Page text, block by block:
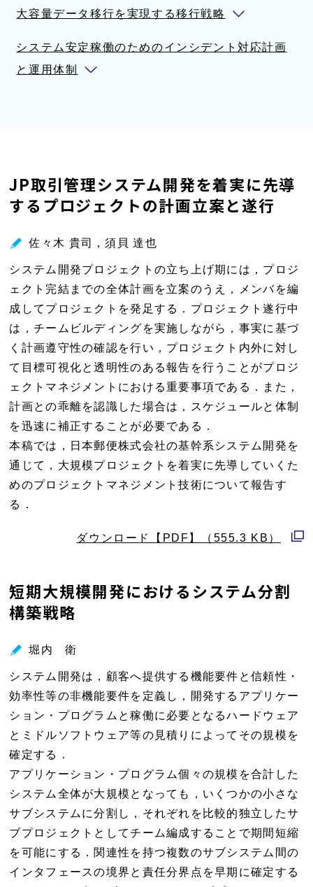
大容量データ移行を実現する移行戦略
システム安定稼働のためのインシデント対応計画
と運用体制
JP取引管理システム開発を着実に先導
するプロジェクトの計画立案と遂行
佐々木 貴司，須貝 達也
システム開発プロジェクトの立ち上げ期には，プロジ
ェクト完結までの全体計画を立案のうえ，メンバを編
成してプロジェクトを発足する．プロジェクト遂行中
は，チームビルディングを実施しながら，事実に基づ
く計画遵守性の確認を行い，プロジェクト内外に対し
て目標可視化と透明性のある報告を行うことがプロジ
ェクトマネジメントにおける重要事項である．また，
計画との乖離を認識した場合は，スケジュールと体制
を迅速に補正することが必要である．
本稿では，日本郵便株式会社の基幹系システム開発を
通じて，大規模プロジェクトを着実に先導していくた
めのプロジェクトマネジメント技術について報告す
る．
ダウンロード【PDF】（555.3 KB）
ィ
で
短期大規模開発におけるシステム分割
構築戦略
堀内 衛
システム開発は，顧客へ提供する機能要件と信頼性・
効率性等の非機能要件を定義し，開発するアプリケー
ション・プログラムと稼働に必要となるハードウェア
とミドルソフトウェア等の見積りによってその規模を
確定する．
アプリケーション・プログラム個々の規模を合計した
システム全体が大規模となっても，いくつかの小さな
サブシステムに分割し，それぞれを比較的独立したサ
ブプロジェクトとしてチーム編成することで期間短縮
を可能にする．関連性を持つ複数のサブシステム間の
インタフェースの境界と責任分界点を早期に確定する